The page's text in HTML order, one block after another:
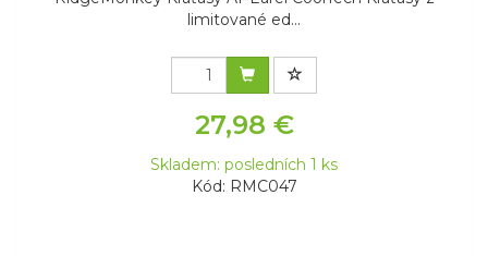
limitované ed...
27,98 €
Skladem: posledních 1 ks
Kód: RMC047